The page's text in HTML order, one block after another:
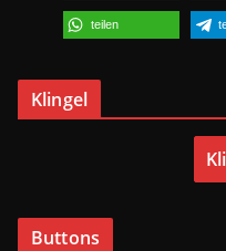
teilen
Klingel
Buttons